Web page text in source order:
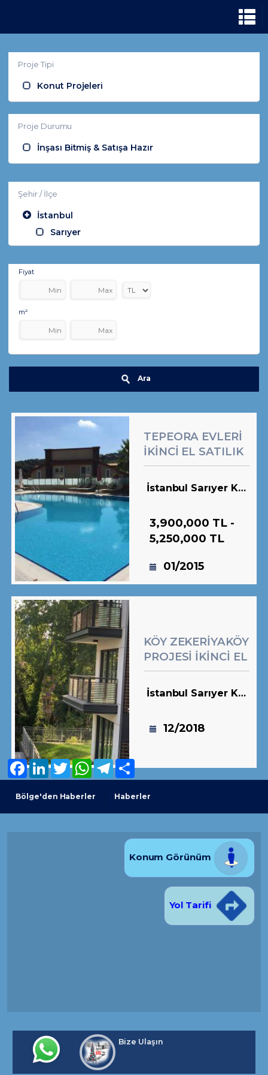
Proje Tipi
Konut Projeleri
Proje Durumu
İnşası Bitmiş & Satışa Hazır
Şehir / İlçe
İstanbul
Sarıyer
Fiyat
m²
Ara
TEPEORA EVLERİ
İKİNCİ EL SATILIK
KONUTLAR
İstanbul Sarıyer Köyler
3,900,000 TL -
5,250,000 TL
01/2015
KÖY ZEKERİYAKÖY
PROJESİ İKİNCİ EL
SATILIK
KONUTLAR
İstanbul Sarıyer Köyler
12/2018
Bölge'den Haberler Haberler
Konum Görünüm
Yol Tarifi
Bize Ulaşın
FacebookLinkedInTwitterWhatsAppTelegram